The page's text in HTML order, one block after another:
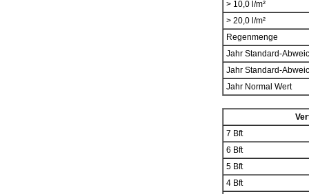
> 10,0 l/m²
> 20,0 l/m²
Regenmenge
Jahr Standard-
Jahr Standard-
Jahr Normal Wert
7 Bft
6 Bft
5 Bft
4 Bft